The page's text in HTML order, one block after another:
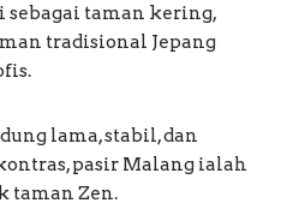
sebagai taman kering,
tradisional Jepang
lama, stabil, dan
pasir Malang ialah
taman Zen.